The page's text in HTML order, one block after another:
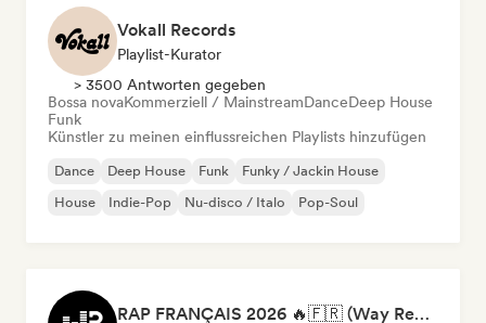
Vokall Records
Playlist-Kurator
> 3500 Antworten gegeben
Bossa novaKommerziell / MainstreamDanceDeep House
Funk
Künstler zu meinen einflussreichen Playlists hinzufügen
Dance Deep House Funk
Funky / Jackin House
House
Indie-Pop Nu-disco / Italo Pop-Soul
RAP FRANÇAIS 2026 🔥🇫🇷 (Way Records)